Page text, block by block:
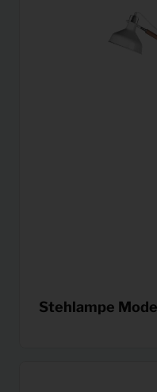
Stehlampe